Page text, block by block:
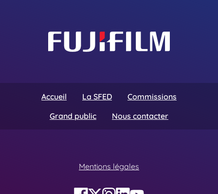
Accueil La SFED
Commissions
Grand public
Nous contacter
Mentions légales